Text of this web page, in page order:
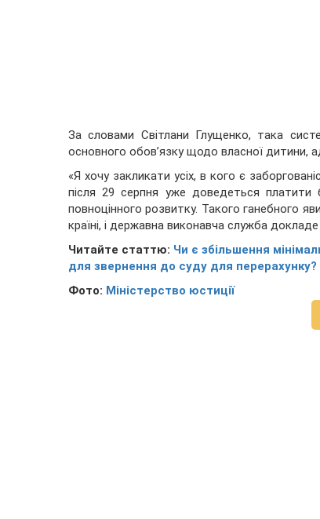
За словами Світлани Глущенко, така
основного обов’язку щодо власної дитини,
«Я хочу закликати усіх, в кого є
після 29 серпня уже доведеться
повноцінного розвитку. Такого ганебного
країні, і державна виконавча служба
Читайте статтю: Чи є збільшення
для звернення до суду для перерахунку?
Фото: Міністерство юстиції